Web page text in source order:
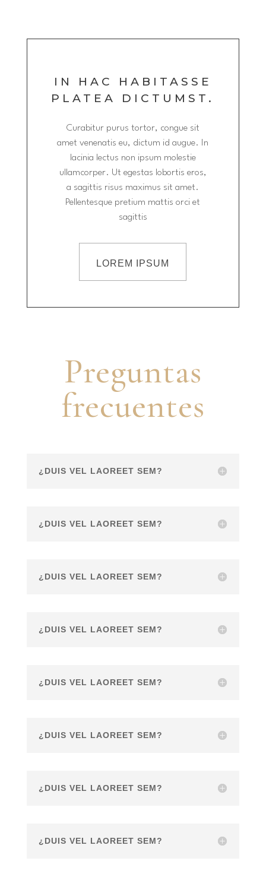
IN HAC HABITASSE
PLATEA DICTUMST.
Curabitur purus tortor, congue sit
amet venenatis eu, dictum id augue. In
lacinia lectus non ipsum molestie
ullamcorper. Ut egestas lobortis eros,
a sagittis risus maximus sit amet.
Pellentesque pretium mattis orci et
sagittis
LOREM IPSUM
Preguntas
frecuentes
¿DUIS VEL LAOREET SEM?
¿DUIS VEL LAOREET SEM?
¿DUIS VEL LAOREET SEM?
¿DUIS VEL LAOREET SEM?
¿DUIS VEL LAOREET SEM?
¿DUIS VEL LAOREET SEM?
¿DUIS VEL LAOREET SEM?
¿DUIS VEL LAOREET SEM?